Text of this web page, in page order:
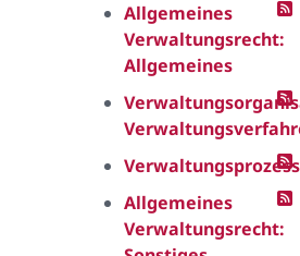
Allgemeines
Verwaltungsrecht:
Allgemeines
Allgemeines
Verwaltungsrecht: